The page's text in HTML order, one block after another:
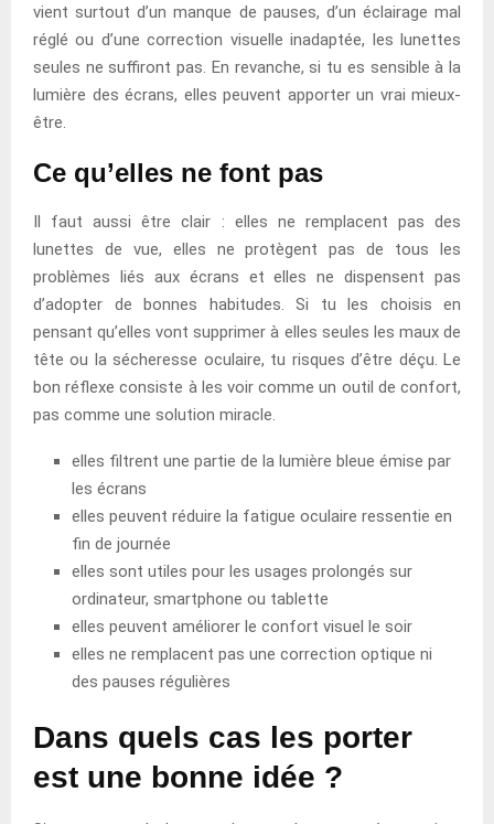
vient surtout d’un manque de pauses, d’un éclairage mal
réglé ou d’une correction visuelle inadaptée, les lunettes
seules ne suffiront pas. En revanche, si tu es sensible à la
lumière des écrans, elles peuvent apporter un vrai mieux-
être.
Ce qu’elles ne font pas
Il faut aussi être clair : elles ne remplacent pas des
lunettes de vue, elles ne protègent pas de tous les
problèmes liés aux écrans et elles ne dispensent pas
d’adopter de bonnes habitudes. Si tu les choisis en
pensant qu’elles vont supprimer à elles seules les maux de
tête ou la sécheresse oculaire, tu risques d’être déçu. Le
bon réflexe consiste à les voir comme un outil de confort,
pas comme une solution miracle.
elles filtrent une partie de la lumière bleue émise par
les écrans
elles peuvent réduire la fatigue oculaire ressentie en
fin de journée
elles sont utiles pour les usages prolongés sur
ordinateur, smartphone ou tablette
elles peuvent améliorer le confort visuel le soir
elles ne remplacent pas une correction optique ni
des pauses régulières
Dans quels cas les porter
est une bonne idée ?